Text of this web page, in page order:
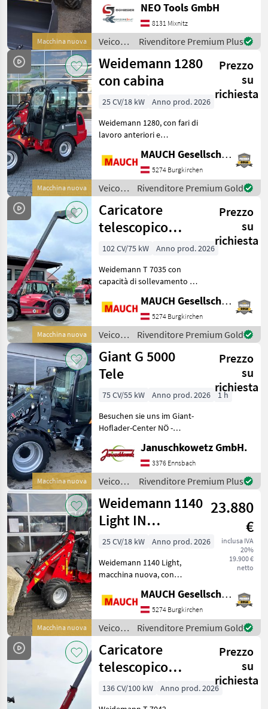
Macchina nuova
leistungsstark, Allrad, inkl.
Standheizung Der Schieder
816T kombiniert kompakte
Abmessung
NEO Tools GmbH
8131 Mixnitz
Veicoli
agricoli
a
motore
/
Schieder
Rivenditore Premium Plus
Macchina nuova
Weidemann 1280
con cabina
Prezzo
su
richiesta
25 CV/18 kW
Anno prod. 2026
Weidemann 1280, con fari di
lavoro anteriori e
differenziale al 100%
diversi attacchi (ad es. Euro
e Weidemann), al
MAUCH Gesellschaft m.b.H. & Co.KG
5274 Burgkirchen
Veicoli
agricoli
a
motore
/
Weidemann
Rivenditore Premium Gold
Macchina nuova
Caricatore
telescopico
Weidemann T
7035
Prezzo
su
richiesta
102 CV/75 kW
Anno prod. 2026
Weidemann T 7035 con
capacità di sollevamento di
sollevamento di 7 m,
motore Perkins a 4 cilindri,
peso proprio di circa 7250
kg, trasmissione idr
MAUCH Gesellschaft m.b.H. & Co.KG
5274 Burgkirchen
Veicoli
agricoli
a
motore
/
Weidemann
Rivenditore Premium Gold
Macchina nuova
Giant G 5000
Tele
Prezzo
su
richiesta
75 CV/55 kW Anno prod. 2026
1 h
Besuchen sie uns im Giant-
Hoflader-Center NÖ -
Ost! Betriebsgewicht: 5.200
kg Hubhöhe am
Schaufeldrehpunkt 4.350
mm Länge ohne Schaufel
Januschkowetz GmbH.
3376 Ennsbach
Veicoli
agricoli
a
motore
/ Giant
Rivenditore Premium Plus
Macchina nuova
Weidemann 1140
Light IN
OFFERTA
23.880
€
inclusa IVA
20%
19.900 €
netto
25 CV/18 kW
Anno prod. 2026
Weidemann 1140 Light,
macchina nuova, con
serie con due cilindri di
sollevamento, motore a 3
cilindri da 24 PS, giunto
centrale lubrifi
MAUCH Gesellschaft m.b.H. & Co.KG
5274 Burgkirchen
Veicoli
agricoli
a
motore
/
Weidemann
Rivenditore Premium Gold
Caricatore
telescopico
Weidemann
T7042
Prezzo
su
richiesta
136 CV/100 kW
Anno prod. 2026